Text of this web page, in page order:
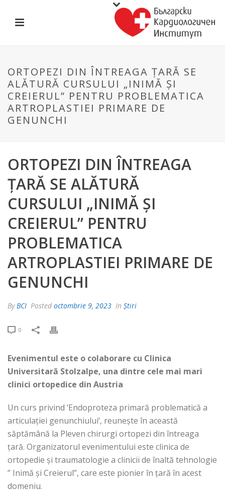
ORTOPEZI DIN ÎNTREAGA ȚARĂ SE
ALĂTURĂ CURSULUI „INIMĂ ȘI
CREIERUL” PENTRU PROBLEMATICA
ARTROPLASTIEI PRIMARE DE
GENUNCHI
ORTOPEZI DIN ÎNTREAGA
ȚARĂ SE ALĂTURĂ
CURSULUI „INIMĂ ȘI
CREIERUL” PENTRU
PROBLEMATICA
ARTROPLASTIEI PRIMARE DE
GENUNCHI
ByBCI Posted octombrie 9, 2023 In Știri
0
Evenimentul este o colaborare cu Clinica
Universitară Stolzalpe, una dintre cele mai mari
clinici ortopedice din Austria
Un curs privind ‘Endoproteza primară problematică a
articulației genunchiului’, reunește în această
săptămână la Pleven chirurgi ortopezi din întreaga
țară. Organizatorul evenimentului este clinica de
ortopedie și traumatologie a clinicii de înaltă tehnologie
” Inimă și Creierul”, care este pionier în țară în acest
domeniu.